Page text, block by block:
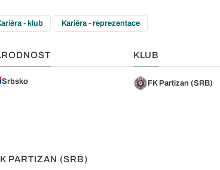
- klub Kariéra - reprezentace
Srbsko
KLUB
FK Partizan (SRB)
PARTIZAN (SRB)